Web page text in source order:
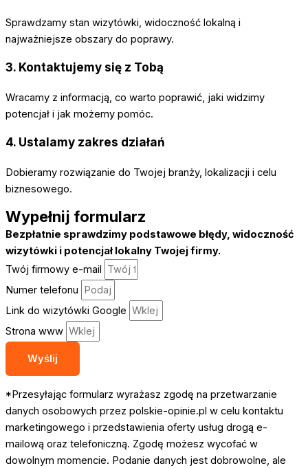
Sprawdzamy stan wizytówki, widoczność lokalną i
najważniejsze obszary do poprawy.
3. Kontaktujemy się z Tobą
Wracamy z informacją, co warto poprawić, jaki widzimy
potencjał i jak możemy pomóc.
4. Ustalamy zakres działań
Dobieramy rozwiązanie do Twojej branży, lokalizacji i celu
biznesowego.
Wypełnij formularz
Bezpłatnie sprawdzimy podstawowe błędy, widoczność
wizytówki i potencjał lokalny Twojej firmy.
Twój firmowy e-mail
Numer telefonu
Link do wizytówki Google
Strona www
Wyślij
*Przesyłając formularz wyrażasz zgodę na przetwarzanie
danych osobowych przez polskie-opinie.pl w celu kontaktu
marketingowego i przedstawienia oferty usług drogą e-
mailową oraz telefoniczną. Zgodę możesz wycofać w
dowolnym momencie. Podanie danych jest dobrowolne, ale